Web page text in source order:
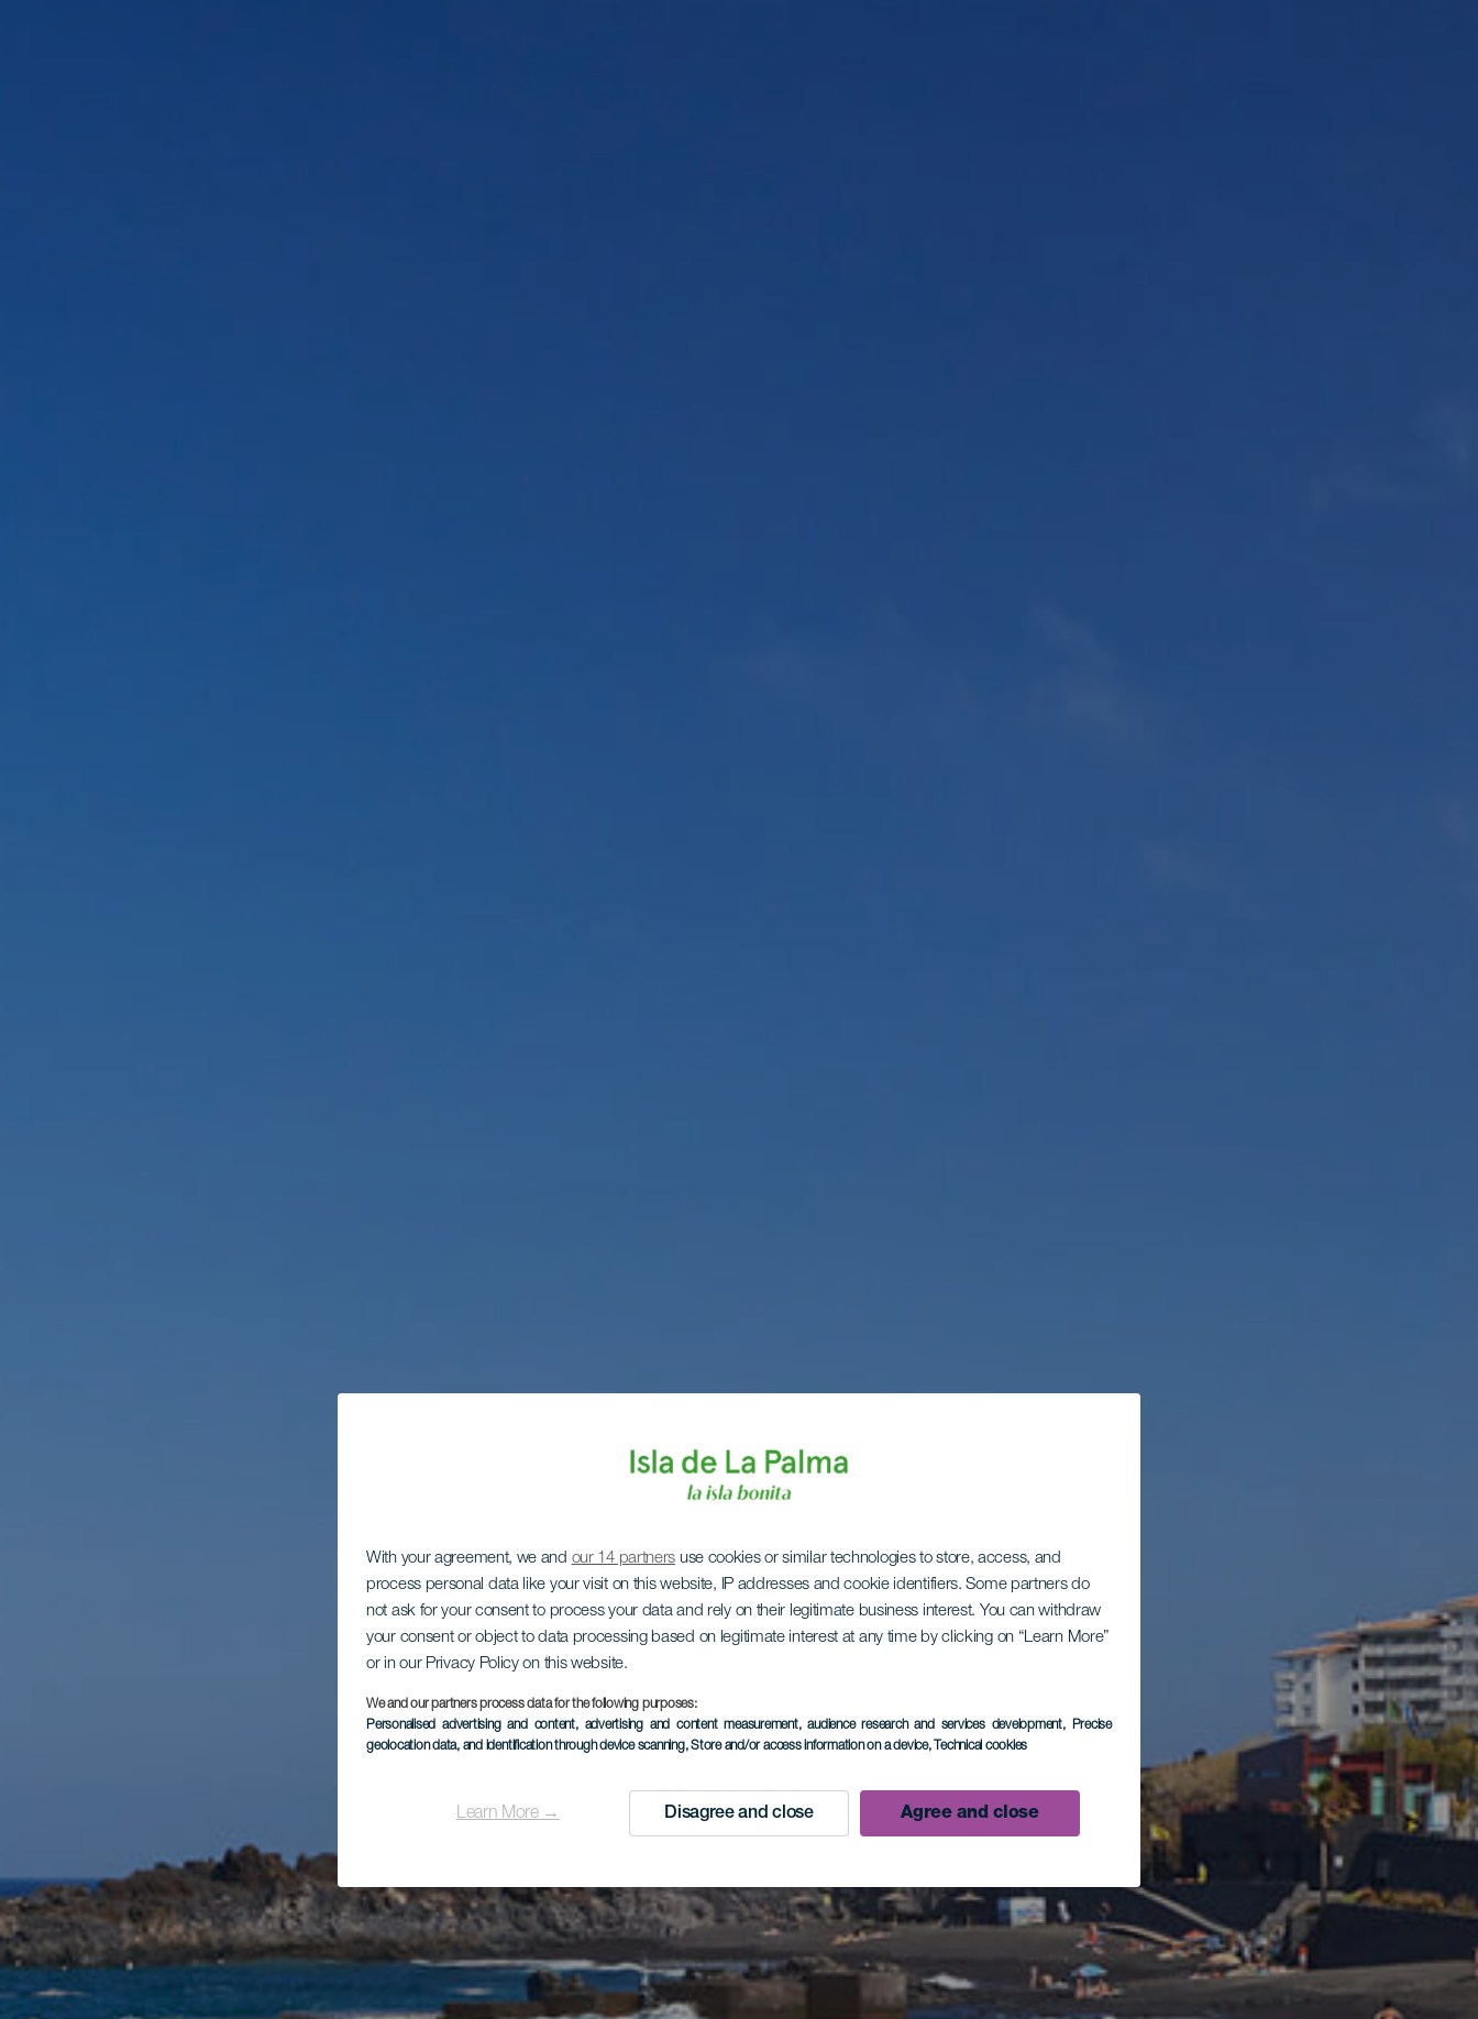
With your agreement, we and our 14 partners use cookies or similar technologies to store, access, and
process personal data like your visit on this website, IP addresses and cookie identifiers. Some partners do
not ask for your consent to process your data and rely on their legitimate business interest. You can withdraw
your consent or object to data processing based on legitimate interest at any time by clicking on “Learn More”
or in our Privacy Policy on this website.
We and our partners process data for the following purposes:
Personalised advertising and content, advertising and content measurement, audience research and services development, Precise
geolocation data, and identification through device scanning, Store and/or access information on a device, Technical cookies
Learn More → Disagree and close Agree and close